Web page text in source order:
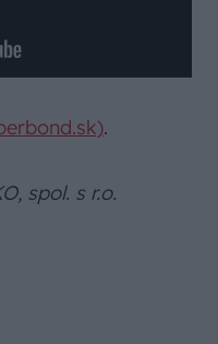
.
spol. s r.o.